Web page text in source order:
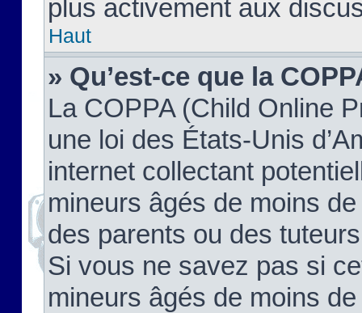
plus activement aux
Haut
» Qu’est-ce que la
La COPPA (Child Online
une loi des États-Unis
internet collectant
mineurs âgés de moins
des parents ou des
Si vous ne savez pas si
mineurs âgés de moins